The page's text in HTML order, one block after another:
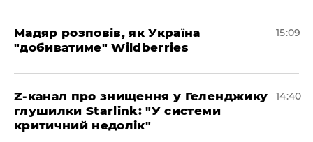
Мадяр розповів, як Україна
"добиватиме" Wildberries
15:09
Z-канал про знищення у Геленджику
глушилки Starlink: "У системи
критичний недолік"
14:40